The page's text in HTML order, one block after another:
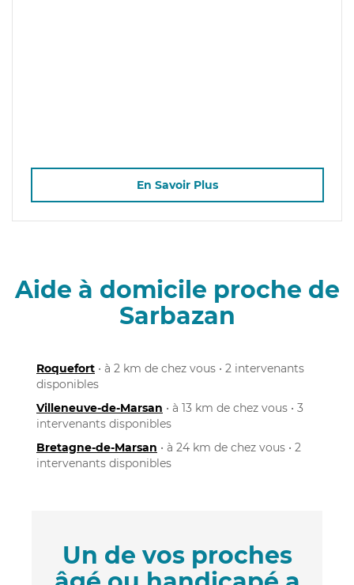
En Savoir Plus
Aide à domicile proche de
Sarbazan
Roquefort • à 2 km de chez vous • 2 intervenants
disponibles
Villeneuve-de-Marsan • à 13 km de chez vous • 3
intervenants disponibles
Bretagne-de-Marsan • à 24 km de chez vous • 2
intervenants disponibles
Un de vos proches